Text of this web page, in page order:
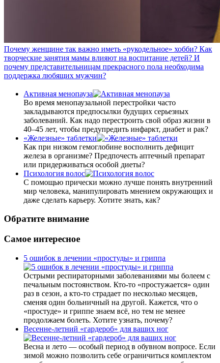
Почему женщине так важно иметь «рукодельное» хобби? Как
творческие занятия мамы влияют на воспитание детей? И
почему представительницам прекрасного пола необходима
поддержка любящих мужчин?
Активная менопауза
Во время менопаузальной перестройки часто
закладываются предпосылки будущих серьезных
заболеваний. Как надо перестроить свой образ жизни в
40–45 лет, чтобы предупредить инфаркт, диабет и рак?
«Железные» таблетки
Как при низком гемоглобине восполнить дефицит
железа в организме? Предпочесть аптечный препарат
или придерживаться особой диеты?
Психология волос
С помощью прически можно лучше понять внутренний
мир человека, манипулировать мнением окружающих и
даже сделать карьеру. Хотите знать, как?
Обратите внимание
Самое интересное
5 ошибок в лечении «простуды» и гриппа
Острыми респираторными заболеваниями мы болеем с
печальным постоянством. Кто-то «простужается» один
раз в сезон, а кто-то страдает по несколько месяцев,
сменяя один больничный на другой. Кажется, что о
«простуде» и гриппе знаем всё, но тем не менее
продолжаем болеть. Хотите узнать, почему?
Весенне-летний «гардероб» для ваших ног
Весна и лето — особый период в обувном вопросе. Если
зимой можно позволить себе ограничиться комплектом